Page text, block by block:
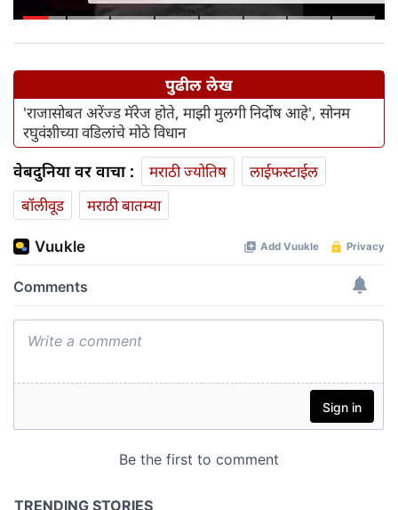
पुढील लेख
'राजासोबत अरेंज्ड मॅरेज होते, माझी मुलगी निर्दोष आहे', सोनम
रघुवंशीच्या वडिलांचे मोठे विधान
वेबदुनिया वर वाचा : मराठी ज्योतिष
लाईफस्टाईल
बॉलीवूड
मराठी बातम्या